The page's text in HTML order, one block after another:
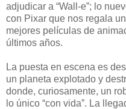
adjudicar a “Wall-e”; lo
con Pixar que nos regala
mejores películas de
últimos años.
La puesta en escena es
un planeta explotado y
donde, curiosamente, un
lo único “con vida”. La